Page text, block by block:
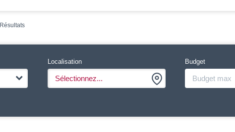
Résultats
Localisation
Sélectionnez...
Budget